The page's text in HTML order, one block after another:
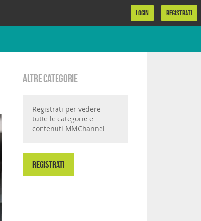
LOGIN REGISTRATI
Altre categorie
Registrati per vedere
tutte le categorie e
contenuti MMChannel
REGISTRATI